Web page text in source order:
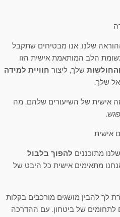
שלנו, אנו מבטיחים שתקבל
הלב המותאמת אישית הזו
שלך, ליצור חוויית למידה
שלך.
אישית של השיעורים שלהם, מה
אישית
מתוכננים להפוך בלבול
מתאימים אישית כל היבט של
לך להבין מושגים מורכבים בקלות
לתחומים של ביטחון. עם ההדרכה